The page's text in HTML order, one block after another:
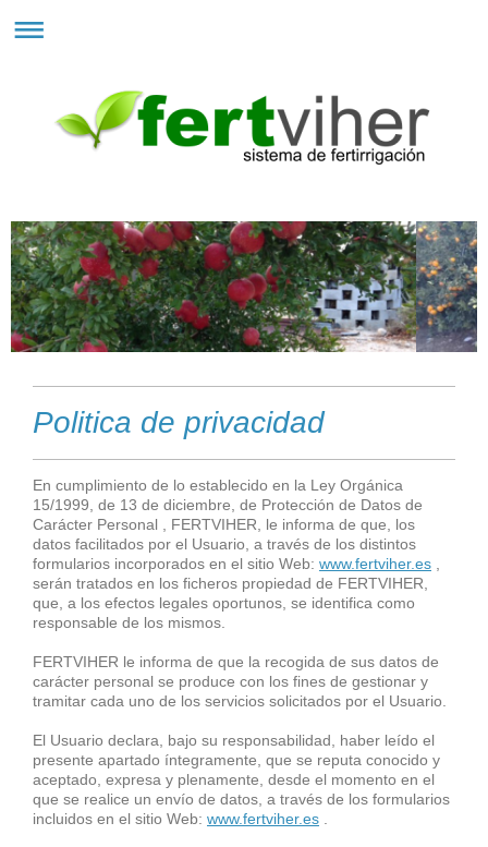
Politica de privacidad
En cumplimiento de lo establecido en la Ley Orgánica
15/1999, de 13 de diciembre, de Protección de Datos de
Carácter Personal , FERTVIHER, le informa de que, los
datos facilitados por el Usuario, a través de los distintos
formularios incorporados en el sitio Web: www.fertviher.es
serán tratados en los ficheros propiedad de FERTVIHER,
que, a los efectos legales oportunos, se identifica como
responsable de los mismos.
FERTVIHER le informa de que la recogida de sus datos de
carácter personal se produce con los fines de gestionar y
tramitar cada uno de los servicios solicitados por el Usuario.
El Usuario declara, bajo su responsabilidad, haber leído el
presente apartado íntegramente, que se reputa conocido y
aceptado, expresa y plenamente, desde el momento en el
que se realice un envío de datos, a través de los formularios
incluidos en el sitio Web: www.fertviher.es